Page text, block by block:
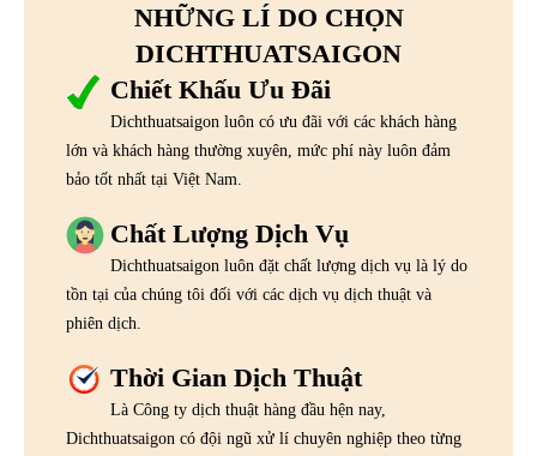
NHỮNG LÍ DO CHỌN
DICHTHUATSAIGON
Chiết Khấu Ưu Đãi
Dichthuatsaigon luôn có ưu đãi với các khách hàng
lớn và khách hàng thường xuyên, mức phí này luôn đảm
bảo tốt nhất tại Việt Nam.
Chất Lượng Dịch Vụ
Dichthuatsaigon luôn đặt chất lượng dịch vụ là lý do
tồn tại của chúng tôi đối với các dịch vụ dịch thuật và
phiên dịch.
Thời Gian Dịch Thuật
Là Công ty dịch thuật hàng đầu hện nay,
Dichthuatsaigon có đội ngũ xử lí chuyên nghiệp theo từng